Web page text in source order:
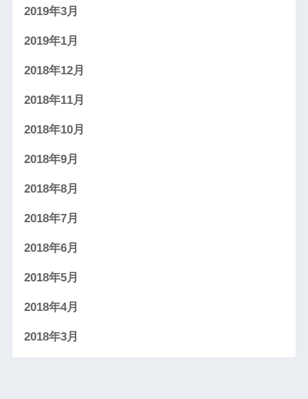
2019年3月
2019年1月
2018年12月
2018年11月
2018年10月
2018年9月
2018年8月
2018年7月
2018年6月
2018年5月
2018年4月
2018年3月